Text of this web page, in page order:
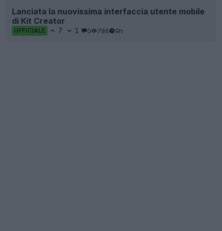
Lanciata la nuovissima interfaccia utente mobile
di Kit Creator
UFFICIALE 7 1 0 786 9h